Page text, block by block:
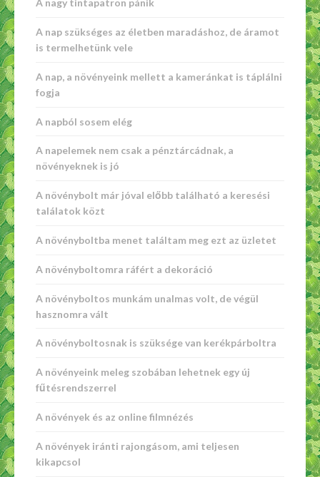
A nagy tintapatron pánik
A nap szükséges az életben maradáshoz, de áramot
is termelhetünk vele
A nap, a növényeink mellett a kameránkat is táplálni
fogja
A napból sosem elég
A napelemek nem csak a pénztárcádnak, a
növényeknek is jó
A növénybolt már jóval előbb található a keresési
találatok közt
A növényboltba menet találtam meg ezt az üzletet
A növényboltomra ráfért a dekoráció
A növényboltos munkám unalmas volt, de végül
hasznomra vált
A növényboltosnak is szüksége van kerékpárboltra
A növényeink meleg szobában lehetnek egy új
fűtésrendszerrel
A növények és az online filmnézés
A növények iránti rajongásom, ami teljesen
kikapcsol